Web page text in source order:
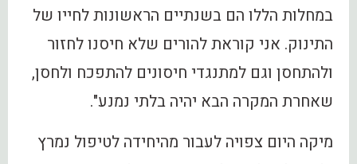
במחלות הללו הם בשנתיים הראשונות לחייו של
התינוק. אני קוראת להורים שלא חיסנו לחזור
ולהתחסן וגם למתנגדי חיסונים להתפכח ולחסן,
שאחרת המקרה הבא יהיה בלתי נמנע".
מיקה היום צפויה לעבור מהיחידה לטיפול נמרץ